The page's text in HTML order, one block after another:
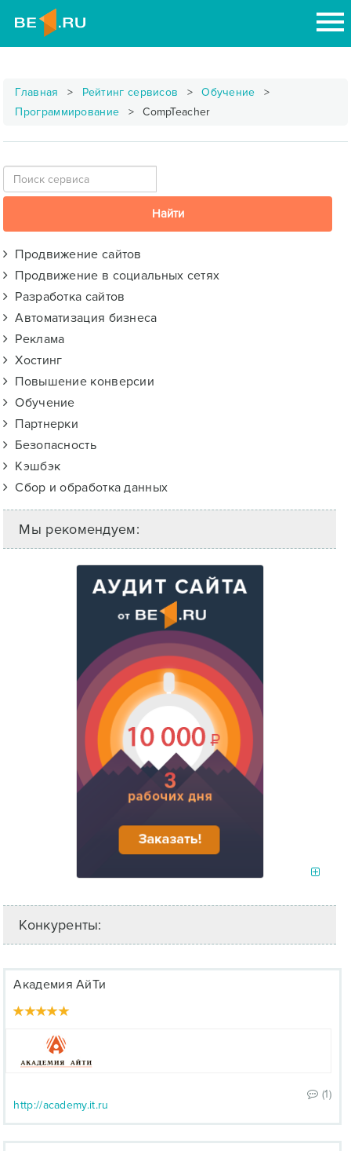
Главная Рейтинг сервисов
Обучение
Программирование
CompTeacher
Продвижение сайтов
Продвижение в социальных сетях
Разработка сайтов
Автоматизация бизнеса
Реклама
Хостинг
Повышение конверсии
Обучение
Партнерки
Безопасность
Кэшбэк
Сбор и обработка данных
Мы рекомендуем:
Конкуренты:
Академия АйТи
(1)
http://academy.it.ru